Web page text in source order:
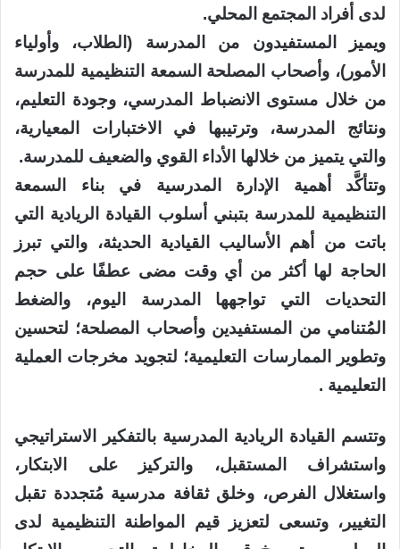
لدى أفراد المجتمع المحلي.
ويميز المستفيدون من المدرسة (الطلاب، وأولياء
الأمور)، وأصحاب المصلحة السمعة التنظيمية للمدرسة
من خلال مستوى الانضباط المدرسي، وجودة التعليم،
ونتائج المدرسة، وترتيبها في الاختبارات المعيارية،
والتي يتميز من خلالها الأداء القوي والضعيف للمدرسة.
وتتأكَّد أهمية الإدارة المدرسية في بناء السمعة
التنظيمية للمدرسة بتبني أسلوب القيادة الريادية التي
باتت من أهم الأساليب القيادية الحديثة، والتي تبرز
الحاجة لها أكثر من أي وقت مضى عطفًا على حجم
التحديات التي تواجهها المدرسة اليوم، والضغط
المُتنامي من المستفيدين وأصحاب المصلحة؛ لتحسين
وتطوير الممارسات التعليمية؛ لتجويد مخرجات العملية
التعليمية .
وتتسم القيادة الريادية المدرسية بالتفكير الاستراتيجي
واستشراف المستقبل، والتركيز على الابتكار،
واستغلال الفرص، وخلق ثقافة مدرسية مُتجددة تقبل
التغيير، وتسعى لتعزيز قيم المواطنة التنظيمية لدى